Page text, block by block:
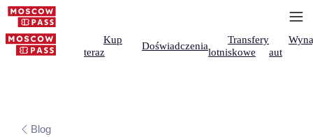
Kup
teraz
Doświadczenia
Transfery
lotniskowe
aut
Blog